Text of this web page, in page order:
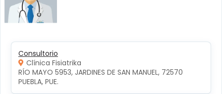
Consultorio
Clínica Fisiatrika
RÍO MAYO 5953, JARDINES DE SAN MANUEL, 72570
PUEBLA, PUE.